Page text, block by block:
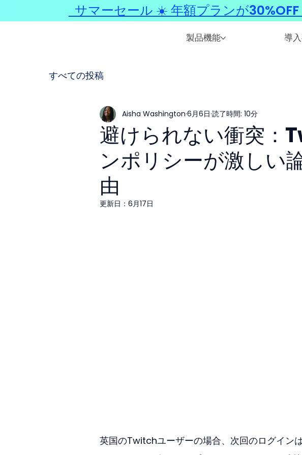
製品機能 導
すべての投稿
避けられない衝突：
ンポリシーが激しい
由
Aisha Washington 6月6日 読了時間: 10分
更新日： 6月17日
英国のTwitchユーザーの場合、次回のログイン
サマーセール ☀️ 年額プランが